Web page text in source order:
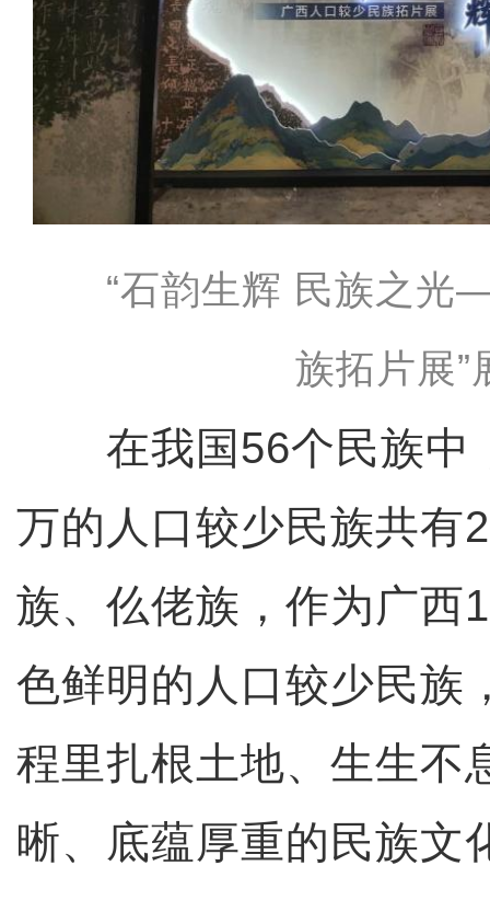
“石韵生辉 民族之
族拓片展”
在我国56个民族中
万的人口较少民族共有
族、仫佬族，作为广西
色鲜明的人口较少民族
程里扎根土地、生生不
晰、底蕴厚重的民族文